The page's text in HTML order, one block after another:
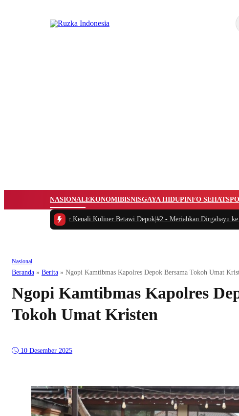
NASIONALEKONOMIBISNISGAYA HIDUPINFO SEHAT
Moka Jabar Kenali Kuliner Betawi Depok|#2 -Meriahkan Dirgahayu ke 81
Nasional
Beranda » Berita » Ngopi Kamtibmas Kapolres Depok Bersama Tokoh Umat
Ngopi Kamtibmas Kapolres
Tokoh Umat Kristen
10 Desember 2025